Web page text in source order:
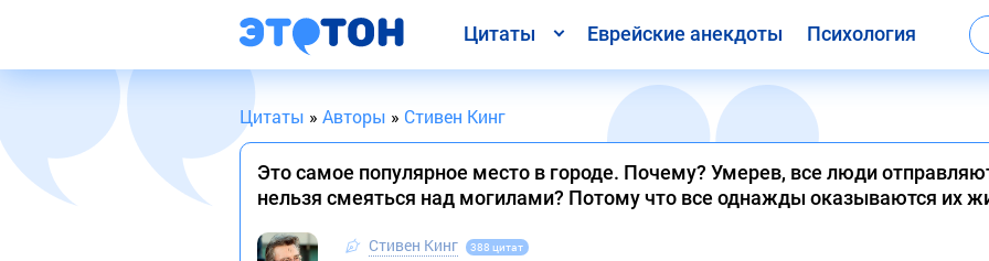
Цитаты Еврейские анекдоты Психология
Цитаты » Авторы » Стивен Кинг
Это самое популярное место в городе. Почему? Умерев, все люди
нельзя смеяться над могилами? Потому что все однажды оказываются их
Стивен Кинг 388 цитат